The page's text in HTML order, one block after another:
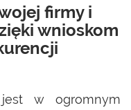
firmy i
wnioskom
w ogromnym